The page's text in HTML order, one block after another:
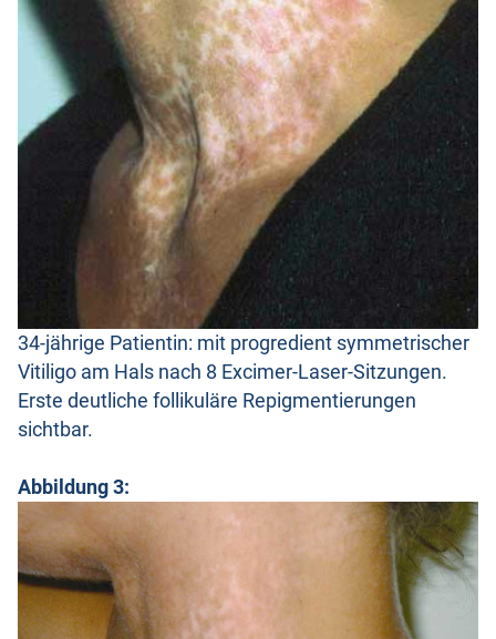
34-jährige Patientin: mit progredient symmetrischer
Vitiligo am Hals nach 8 Excimer-Laser-Sitzungen.
Erste deutliche follikuläre Repigmentierungen
sichtbar.
Abbildung 3: